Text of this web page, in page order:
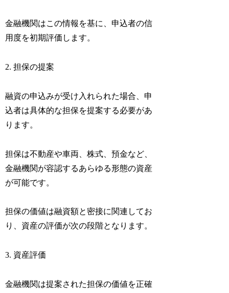
金融機関はこの情報を基に、申込者の信
用度を初期評価します。
2. 担保の提案
融資の申込みが受け入れられた場合、申
込者は具体的な担保を提案する必要があ
ります。
担保は不動産や車両、株式、預金など、
金融機関が容認するあらゆる形態の資産
が可能です。
担保の価値は融資額と密接に関連してお
り、資産の評価が次の段階となります。
3. 資産評価
金融機関は提案された担保の価値を正確